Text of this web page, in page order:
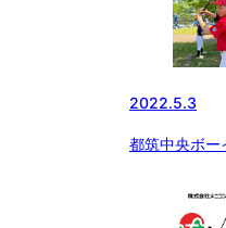
2022.5.3
都筑中央ボー